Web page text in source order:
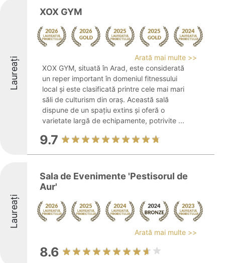
Laureați
XOX GYM
Arată mai multe >>
XOX GYM, situată în Arad, este considerată
un reper important în domeniul fitnessului
local și este clasificată printre cele mai mari
săli de culturism din oraș. Această sală
dispune de un spațiu extins și oferă o
varietate largă de echipamente, potrivite ...
9.7
Laureați
Sala de Evenimente 'Pestisorul de
Aur'
Arată mai multe >>
8.6